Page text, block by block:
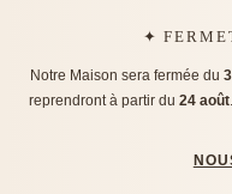
✦
Notre Maison sera fermée du
reprendront à partir du 24 août